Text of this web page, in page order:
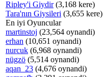
Ripley'i Giydir(3,168 kere)
Tara'nın Giysileri (3,655 kere)
En iyi Oyuncular
martinstoj (23,564 oynandi)
erhan (10,651 oynandi)
nurcuk (6,968 oynandi)
nügzö (5,514 oynandi)
aqan_23 (4,676 oynandi)